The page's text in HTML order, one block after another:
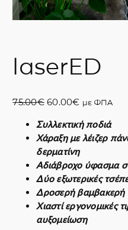
laserED
75.00€ O
i
g
i
n
a
l
p
r
60.00€Η
ρ
έ
χ
ο
υ
σ
α
τ
με ΦΠΑ
Συλλεκτική ποδιά
Χάραξη με λέιζερ
δερματίνη
Αδιάβροχο ύφασμα
Δύο εξωτερικές
Δροσερή
Χιαστί εργονομικές
αυξομείωση